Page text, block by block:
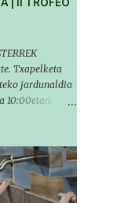
Txapelketa
jardunaldia
10:00etan.
tendrán el
La competición